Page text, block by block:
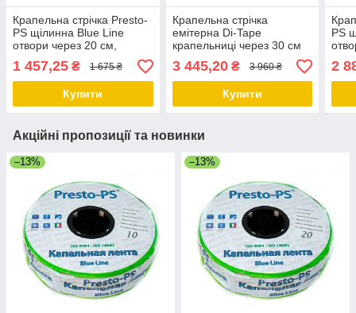
Крапельна стрічка Presto-
PS щілинна Blue Line
отвори через 20 см,
витрата води 2,4 л/год,
довжина 500 м
1 457,25 ₴ 1 675 ₴
Купити
Крапельна стрічка
емітерна Di-Tape
крапельниці через 30 см
витрата 1,00 л/год,
довжина 2000 м, (DI-30-
2000)
3 445,20₴ 3 960 ₴
Купити
PS
2
Акційні пропозиції та новинки
–13% –13%